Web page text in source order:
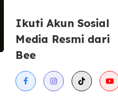
Ikuti Akun Sosial
Media Resmi dari
Bee